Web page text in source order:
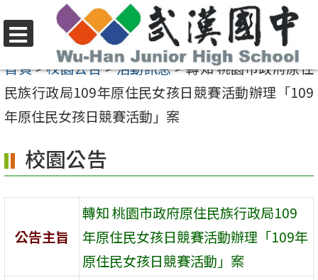
至
要
內
區
選
單
首頁>校園公告>活動訊息>轉知 桃園市政府原住
民族行政局109年原住民女孩日競賽活動辦理「109
年原住民女孩日競賽活動」案
校園公告
公告主旨
轉知 桃園市政府原住民族行政局109
年原住民女孩日競賽活動辦理「109年
原住民女孩日競賽活動」案